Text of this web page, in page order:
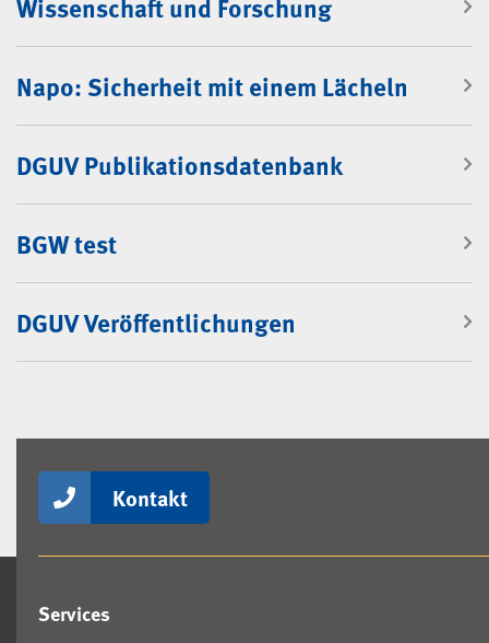
Napo: Sicherheit mit einem Lächeln
DGUV Publikationsdatenbank
BGW test
DGUV Veröffentlichungen
Kontakt
Services